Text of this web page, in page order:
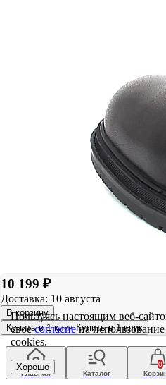
10 199 ₽
Доставка: 10 августа
В корзину
Купить в 1 клик Купить в 1 клик
Главная Каталог
0
Пользуясь настоящим веб-
своесогласиена
cookies.
Хорошо